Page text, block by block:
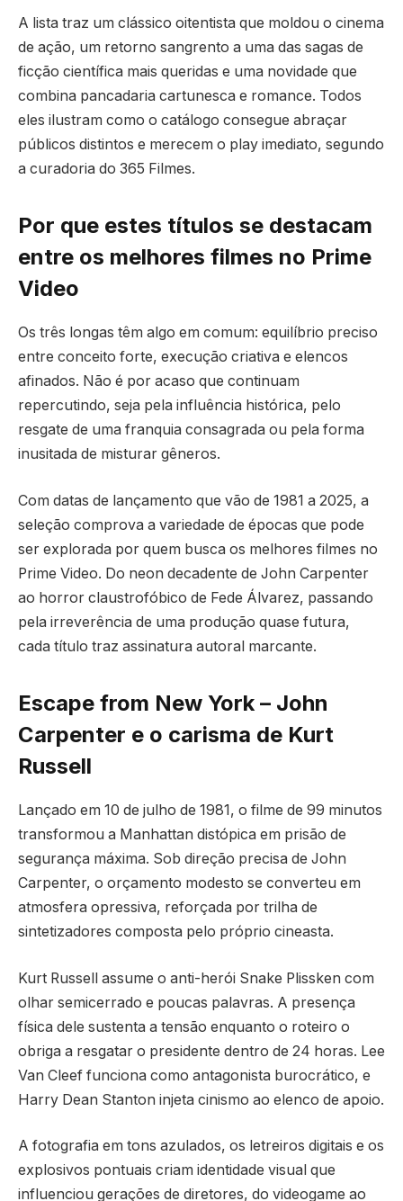
A lista traz um clássico oitentista que moldou o cinema
de ação, um retorno sangrento a uma das sagas de
ficção científica mais queridas e uma novidade que
combina pancadaria cartunesca e romance. Todos
eles ilustram como o catálogo consegue abraçar
públicos distintos e merecem o play imediato, segundo
a curadoria do 365 Filmes.
Por que estes títulos se destacam
entre os melhores filmes no Prime
Video
Os três longas têm algo em comum: equilíbrio preciso
entre conceito forte, execução criativa e elencos
afinados. Não é por acaso que continuam
repercutindo, seja pela influência histórica, pelo
resgate de uma franquia consagrada ou pela forma
inusitada de misturar gêneros.
Com datas de lançamento que vão de 1981 a 2025, a
seleção comprova a variedade de épocas que pode
ser explorada por quem busca os melhores filmes no
Prime Video. Do neon decadente de John Carpenter
ao horror claustrofóbico de Fede Álvarez, passando
pela irreverência de uma produção quase futura,
cada título traz assinatura autoral marcante.
Escape from New York – John
Carpenter e o carisma de Kurt
Russell
Lançado em 10 de julho de 1981, o filme de 99 minutos
transformou a Manhattan distópica em prisão de
segurança máxima. Sob direção precisa de John
Carpenter, o orçamento modesto se converteu em
atmosfera opressiva, reforçada por trilha de
sintetizadores composta pelo próprio cineasta.
Kurt Russell assume o anti-herói Snake Plissken com
olhar semicerrado e poucas palavras. A presença
física dele sustenta a tensão enquanto o roteiro o
obriga a resgatar o presidente dentro de 24 horas. Lee
Van Cleef funciona como antagonista burocrático, e
Harry Dean Stanton injeta cinismo ao elenco de apoio.
A fotografia em tons azulados, os letreiros digitais e os
explosivos pontuais criam identidade visual que
influenciou gerações de diretores, do videogame ao